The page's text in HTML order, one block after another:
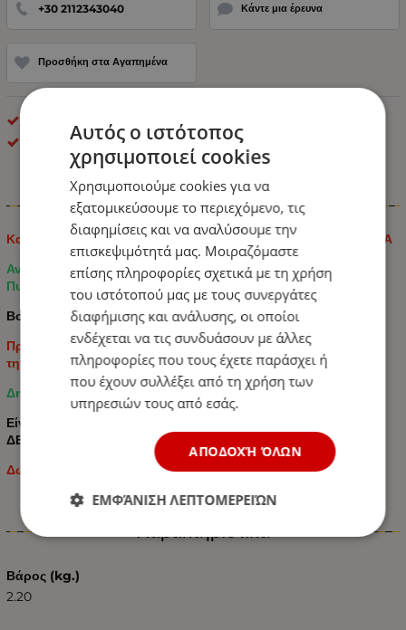
+30 2112343040 Κάντε μια έρευνα
Προσθήκη στα Αγαπημένα
Καλύμματα Φορτηγού
Πληροφορίες
Κατασκευασμένο από υψηλής ποιότητας ΟΙΚΟΛΟΓΙΚΟ ΔΕΡΜΑ
Αντοχή στη Φθορά, Αδιάβροχο Αποτέλεσμα και Ισχυρή
Πυροπροστασία.
Βολικό στη χρήση.
Προστατεύει τα καθίσματα του αυτοκινήτου σας διατηρώντας
την αρχική επένδυση ταπετσαρίας απο την φθορά.
Δημιουργήστε μια άνετη ατμόσφαιρα στο αυτοκίνητό σας.
Είναι Κατασκευασμένο από υψηλής ποιότητας ΟΙΚΟΛΟΓΙΚΟ
ΔΕΡΜΑ
Δώστε στον εαυτό σας τη χαρά και την άνεση.
Χαρακτηριστικά
Βάρος (kg.)
2.20
Αυτός ο ιστότοπος
χρησιμοποιεί cookies
Χρησιμοποιούμε cookies για να
εξατομικεύσουμε το περιεχόμενο, τις
διαφημίσεις και να αναλύσουμε την
επισκεψιμότητά μας. Μοιραζόμαστε
επίσης πληροφορίες σχετικά με τη χρήση
του ιστότοπού μας με τους συνεργάτες
διαφήμισης και ανάλυσης, οι οποίοι
ενδέχεται να τις συνδυάσουν με άλλες
πληροφορίες που τους έχετε παράσχει ή
που έχουν συλλέξει από τη χρήση των
υπηρεσιών τους από εσάς.
ΑΠΟΔΟΧΉ ΌΛΩΝ
ΕΜΦΆΝΙΣΗ ΛΕΠΤΟΜΕΡΕΙΏΝ